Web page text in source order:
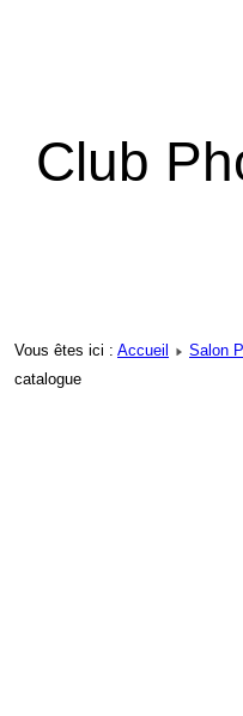
Club
Vous êtes ici : Accueil Salon
catalogue